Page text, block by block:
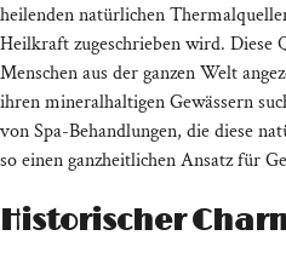
heilenden natürlichen
Heilkraft zugeschrieben wird. Diese
Menschen aus der ganzen Welt
ihren mineralhaltigen Gewässern
von Spa-Behandlungen, die diese
so einen ganzheitlichen Ansatz für
Historischer